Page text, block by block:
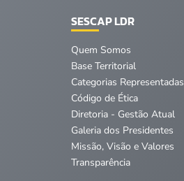
SESCAP LDR
Quem Somos
Base Territorial
Categorias Representadas
Código de Ética
Diretoria - Gestão Atual
Galeria dos Presidentes
Missão, Visão e Valores
Transparência